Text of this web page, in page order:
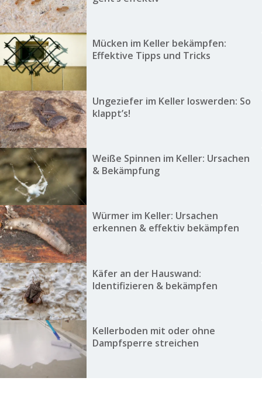
Mücken im Keller bekämpfen:
Effektive Tipps und Tricks
Ungeziefer im Keller loswerden: So
klappt’s!
Weiße Spinnen im Keller: Ursachen
& Bekämpfung
Würmer im Keller: Ursachen
erkennen & effektiv bekämpfen
Käfer an der Hauswand:
Identifizieren & bekämpfen
Kellerboden mit oder ohne
Dampfsperre streichen